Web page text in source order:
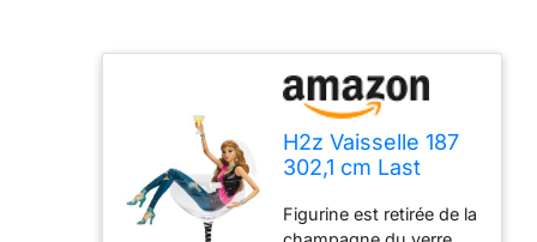
H2z Vaisselle 187
302,1 cm Last
Verre à
Figurine est retirée de la